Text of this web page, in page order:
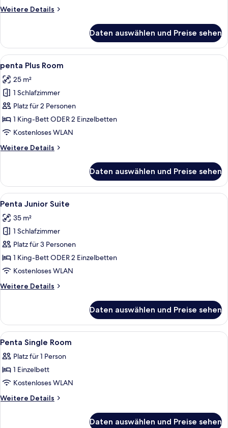
Weitere Details
Weitere
Standard
Room
Daten auswählen und Preise sehen
Alle
Fotos
für
penta
Plus
Room
anzeigen
Ein Hotelzimmer mit einem großen
10
penta Plus Room
25 m²
1 Schlafzimmer
Platz für 2 Personen
1 King-Bett ODER 2 Einzelbetten
Kostenloses WLAN
Weitere Details
Weitere
Plus
Room
Daten auswählen und Preise sehen
Alle
Fotos
für
Penta
Junior
Suite
anzeigen
Ein Hotelzimmer mit einem großen
8
Penta Junior Suite
35 m²
1 Schlafzimmer
Platz für 3 Personen
1 King-Bett ODER 2 Einzelbetten
Kostenloses WLAN
Weitere Details
Weitere
Junior
Suite
Daten auswählen und Preise sehen
Alle
Fotos
für
Penta
Single
Room
Hochwertige Bettwaren,
8
Penta Single Room
Platz für 1 Person
1 Einzelbett
Kostenloses WLAN
Weitere Details
Weitere
Daten auswählen und Preise sehen